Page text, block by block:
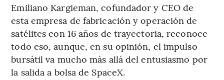
Emiliano Kargieman, cofundador y CEO de
esta empresa de fabricación y operación de
satélites con 16 años de trayectoria, reconoce
todo eso, aunque, en su opinión, el impulso
bursátil va mucho más allá del entusiasmo por
la salida a bolsa de SpaceX.